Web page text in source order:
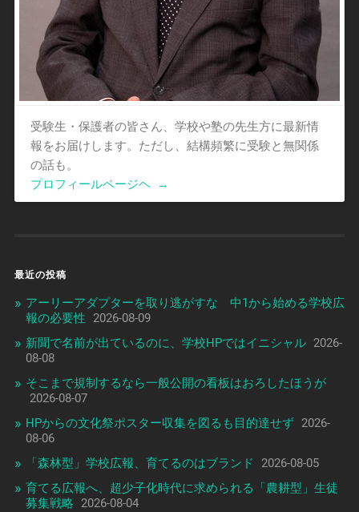
受験生・保護者の皆さん、学校や塾の先生方に最新情
報をお届けします。ただし、結構頻繁に受験と無関係
の話も。
プロフィールページヘ
→
最近の投稿
アーリーアダプターを取り逃がすな 中1から始める学校広
報の必要性
2026-08-09
新聞で名前が出ているのに、学校HPではイニシャル 2026-
08-08
そこまで規制するなら一般公開の看板はおろしたほうが
2026-08-07
HPからの文化祭ポスター収集を図るも目的達せず 2026-
08-06
「森林型」学校広報、育てるのはブランド
2026-08-05
育てる広報へ、超少子化時代に求められる「農耕型」生徒
募集戦略
2026-08-04